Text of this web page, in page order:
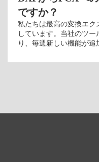
ですか？
私たちは最高の変換エク
しています。当社のツ
り、毎週新しい機能が追